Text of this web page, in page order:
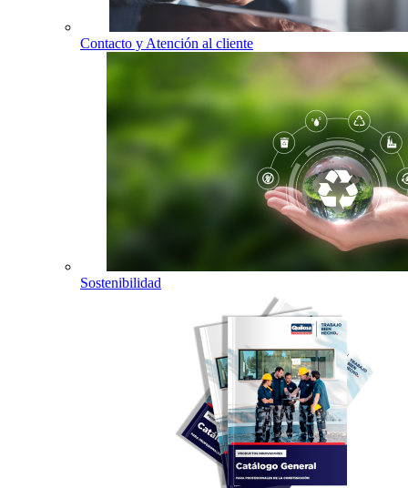
Contacto y Atención al cliente
Sostenibilidad